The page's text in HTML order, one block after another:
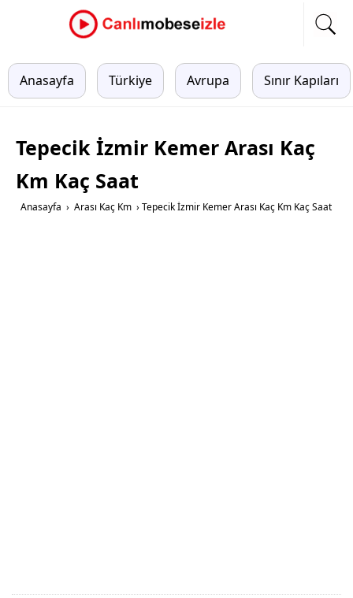
Anasayfa Türkiye Avrupa Sınır Kapıları
Tepecik İzmir Kemer Arası Kaç
Km Kaç Saat
Anasayfa › Arası Kaç Km › Tepecik İzmir Kemer Arası Kaç Km Kaç Saat